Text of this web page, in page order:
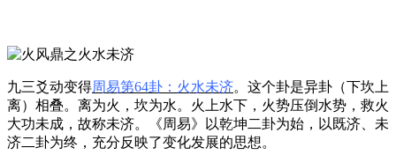
九三爻动变得周易第64卦：火水未济。这个卦是异卦（下坎上
离）相叠。离为火，坎为水。火上水下，火势压倒水势，救火
大功未成，故称未济。《周易》以乾坤二卦为始，以既济、未
济二卦为终，充分反映了变化发展的思想。